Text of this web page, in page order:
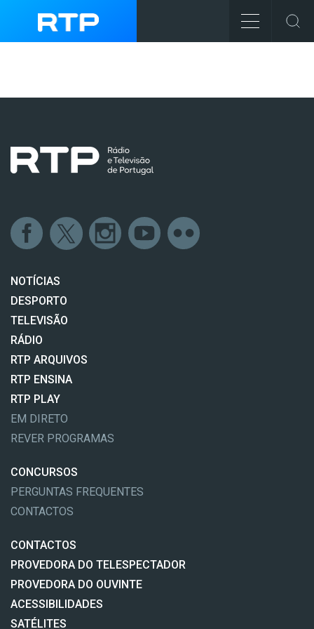
NOTÍCIAS
DESPORTO
TELEVISÃO
RÁDIO
RTP ARQUIVOS
RTP ENSINA
RTP PLAY
EM DIRETO
REVER PROGRAMAS
CONCURSOS
PERGUNTAS FREQUENTES
CONTACTOS
CONTACTOS
PROVEDORA DO TELESPECTADOR
PROVEDORA DO OUVINTE
ACESSIBILIDADES
SATÉLITES